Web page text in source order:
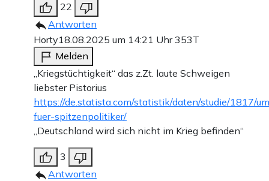
22
Antworten
Horty18.08.2025 um 14:21 Uhr353T
Melden
„Kriegstüchtigkeit“ das z.Zt. laute Schweigen
liebster Pistorius
https://de.statista.com/statistik/daten/studie/1817/
fuer-spitzenpolitiker/
„Deutschland wird sich nicht im Krieg befinden“
3
Antworten